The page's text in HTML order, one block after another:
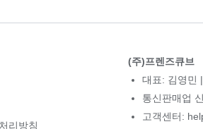
리방침
(주)프렌즈큐브
대표: 김영민
통신판매업
고객센터: